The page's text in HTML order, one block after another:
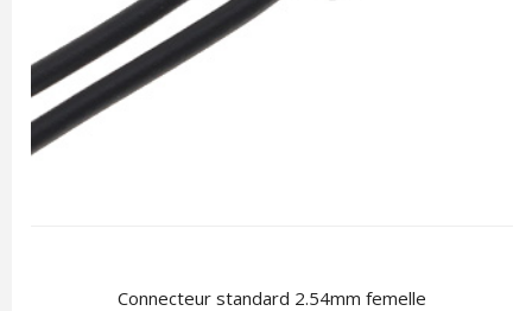
Connecteur standard 2.54mm femelle